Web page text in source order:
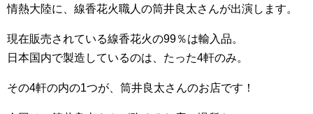
情熱大陸に、線香花火職人の筒井良太さんが出演します。
現在販売されている線香花火の99％は輸入品。
日本国内で製造しているのは、たった4軒のみ。
その4軒の内の1つが、筒井良太さんのお店です！